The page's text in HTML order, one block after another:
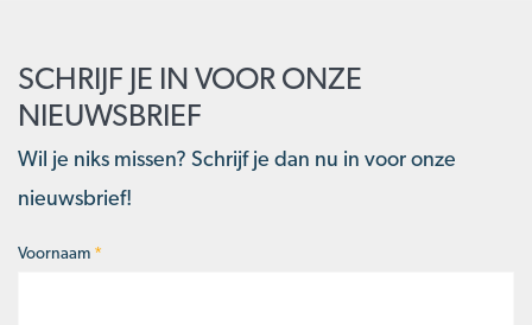
SCHRIJF JE IN VOOR ONZE
NIEUWSBRIEF
Wil je niks missen? Schrijf je dan nu in voor onze
nieuwsbrief!
Naam*
Voornaam *